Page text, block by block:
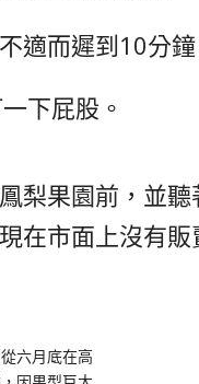
適而遲到10分
下屁股。
梨果園前，並聽
在市面上沒有
六月底在高